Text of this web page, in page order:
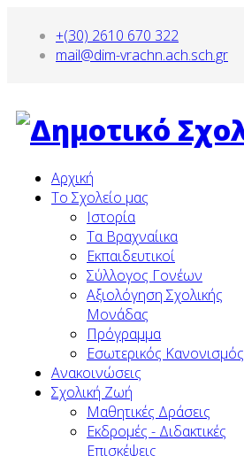
+(30) 2610 670 322
mail@dim-vrachn.ach.sch.gr
Αρχική
To Σχολείο μας
Ιστορία
Τα Βραχναίικα
Εκπαιδευτικοί
Σύλλογος Γονέων
Αξιολόγηση Σχολικής
Μονάδας
Πρόγραμμα
Εσωτερικός Κανονισμός
Ανακοινώσεις
Σχολική Ζωή
Μαθητικές Δράσεις
Εκδρομές - Διδακτικές
Επισκέψεις